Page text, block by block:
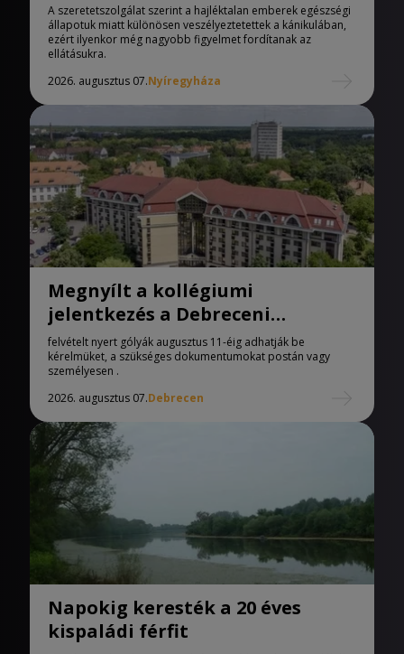
melegedőben
A szeretetszolgálat szerint a hajléktalan emberek egészségi
állapotuk miatt különösen veszélyeztetettek a kánikulában,
ezért ilyenkor még nagyobb figyelmet fordítanak az
ellátásukra.
2026. augusztus 07.Nyíregyháza
Megnyílt a kollégiumi
jelentkezés a Debreceni
Egyetemen
felvételt nyert gólyák augusztus 11-éig adhatják be
kérelmüket, a szükséges dokumentumokat postán vagy
személyesen .
2026. augusztus 07.Debrecen
Napokig keresték a 20 éves
kispaládi férfit